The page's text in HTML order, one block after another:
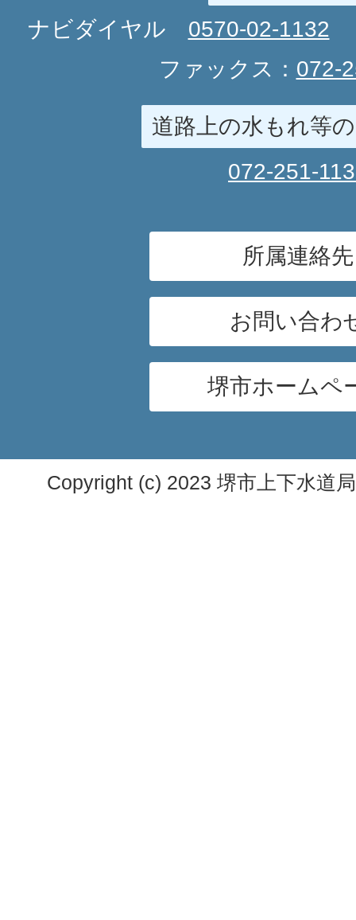
ナビダイヤル 0570-02-1132
ファックス： 072-
道路上の水もれ等
072-251-
所属連絡先
お問い合わ
堺市ホームペ
Copyright (c) 2023 堺市上下水道